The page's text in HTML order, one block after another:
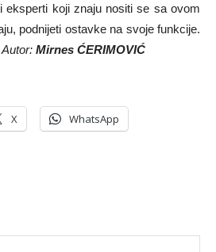
eksperti koji znaju nositi se sa ovom
podnijeti ostavke na svoje funkcije.
Autor: Mirnes ĆERIMOVIĆ
X WhatsApp